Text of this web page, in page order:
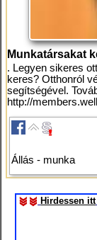
Munkatársakat
. Legyen sikeres
keres? Otthonról
segítségével.
http://
Állás - munka
Hirdessen itt